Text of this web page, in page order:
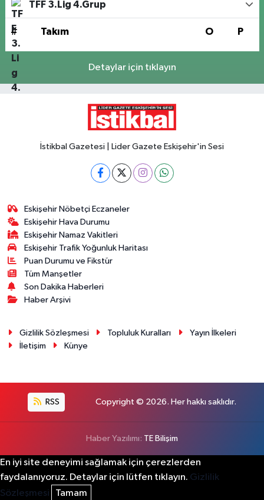
TFF 3.Lig 4.Grup
# Takım O P
Detaylar için tıklayın
İstikbal Gazetesi | Lider Gazete Eskişehir'in Sesi
Eskişehir Nöbetçi Eczaneler
Eskişehir Hava Durumu
Eskişehir Namaz Vakitleri
Eskişehir Trafik Yoğunluk Haritası
Puan Durumu ve Fikstür
Tüm Manşetler
Son Dakika Haberleri
Haber Arşivi
Gizlilik Sözleşmesi Topluluk Kuralları
Yayın İlkeleri
İletişim
Künye
RSS Copyright © 2026. Her hakkı saklıdır.
Haber Yazılımı: TE Bilişim
En iyi site deneyimi sağlamak için çerezlerden
faydalanıyoruz. Detaylar için lütfen tıklayın. Gizlilik
Sözleşmesi
Tamam